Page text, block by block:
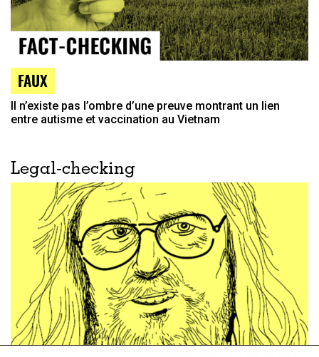
FAUX
Il n’existe pas l’ombre d’une preuve montrant un lien
entre autisme et vaccination au Vietnam
Legal-checking